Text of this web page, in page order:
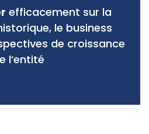
efficacement sur la
le business
de croissance
l’entité